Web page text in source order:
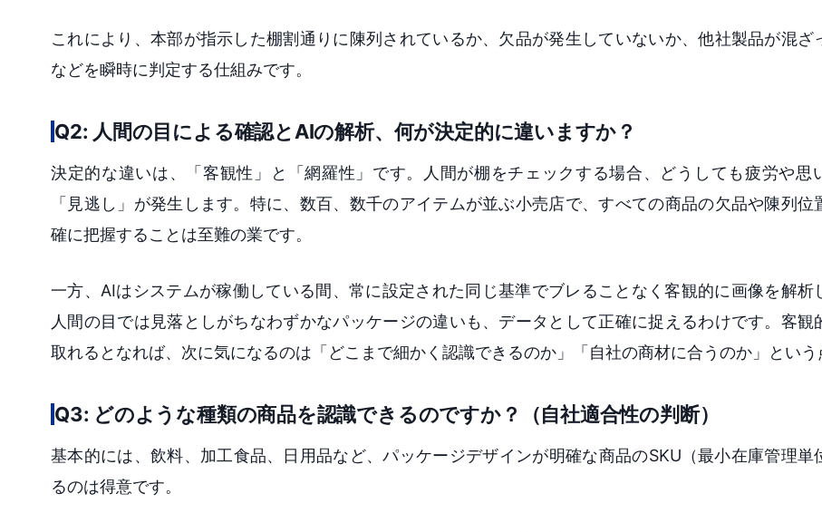
これにより、本部が指示した棚割通りに陳列されているか、欠品が発生していないか、他社製品が混ざ
などを瞬時に判定する仕組みです。
Q2: 人間の目による確認とAIの解析、何が決定的に違いますか？
決定的な違いは、「客観性」と「網羅性」です。人間が棚をチェックする場合、どうしても疲労や思
「見逃し」が発生します。特に、数百、数千のアイテムが並ぶ小売店で、すべての商品の欠品や陳列位
確に把握することは至難の業です。
一方、AIはシステムが稼働している間、常に設定された同じ基準でブレることなく客観的に画像を解析
人間の目では見落としがちなわずかなパッケージの違いも、データとして正確に捉えるわけです。客観
取れるとなれば、次に気になるのは「どこまで細かく認識できるのか」「自社の商材に合うのか」という
Q3: どのような種類の商品を認識できるのですか？（自社適合性の判断）
基本的には、飲料、加工食品、日用品など、パッケージデザインが明確な商品のSKU（最小在庫管理単
るのは得意です。